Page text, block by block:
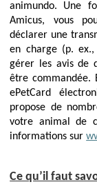
animundo. Une
Amicus, vous
déclarer une
en charge (p.
gérer les avis de
être commandée.
ePetCard
propose de
votre animal de
informations sur
Ce qu’il faut